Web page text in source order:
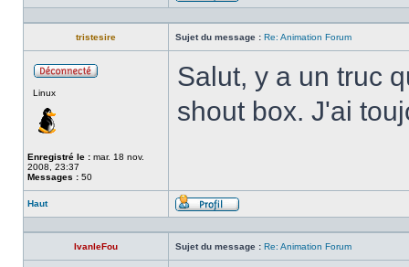
Profil
tristesire Sujet du message : Re: Animation Forum
Linux
Enregistré le : mar. 18 nov.
2008, 23:37
Messages : 50
Salut, y a un truc
shout box. J'ai
Haut
Profil
IvanleFou Sujet du message : Re: Animation Forum